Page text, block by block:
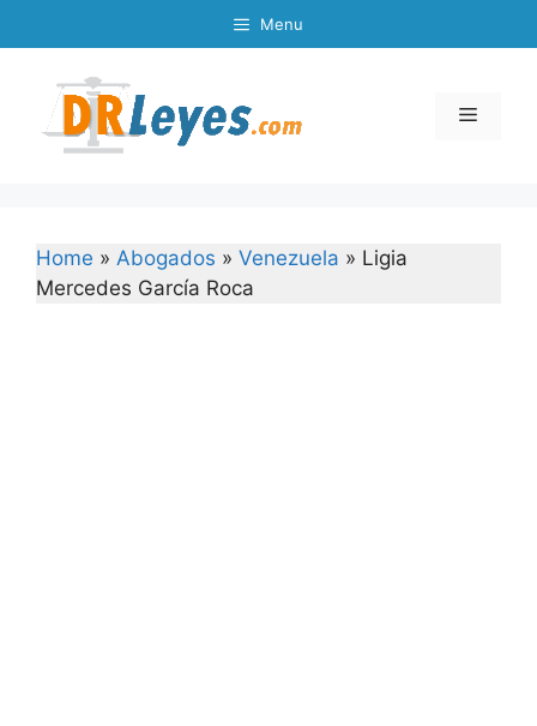
to
Menu
Menu
Home » Abogados » Venezuela » Ligia
Mercedes García Roca